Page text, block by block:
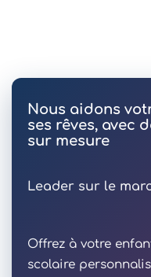
Nous aidons
ses rêves, avec
sur mesure
Leader sur le
Offrez à votre
scolaire